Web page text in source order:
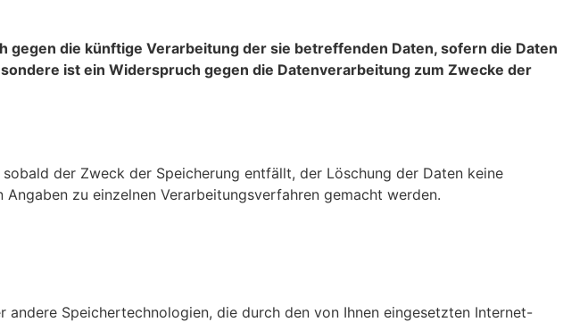
gegen die künftige Verarbeitung der sie betreffenden Daten, sofern die Daten
ist ein Widerspruch gegen die Datenverarbeitung zum Zwecke der
der Zweck der Speicherung entfällt, der Löschung der Daten keine
zu einzelnen Verarbeitungsverfahren gemacht werden.
Speichertechnologien, die durch den von Ihnen eingesetzten Internet-